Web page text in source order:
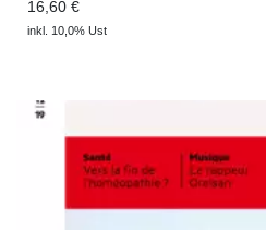
16,60 €
inkl. 10,0% Ust